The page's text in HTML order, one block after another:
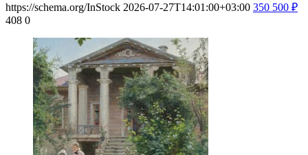
https://schema.org/InStock 2026-07-27T14:01:00+03:00 350 500 ₽
408 0